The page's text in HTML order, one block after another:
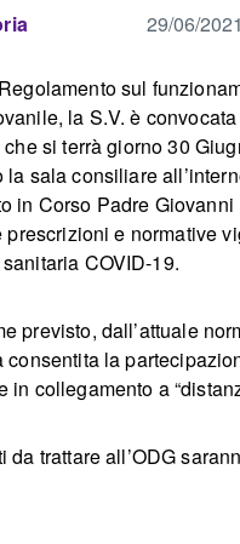
29/06/2021
sul
la S.V. è
si terrà giorno 30
la sala consiliare
in Corso Padre Giovanni
prescrizioni e normative
COVID-19.
previsto, dall’attuale
consentita la
in collegamento a
da trattare all’ODG